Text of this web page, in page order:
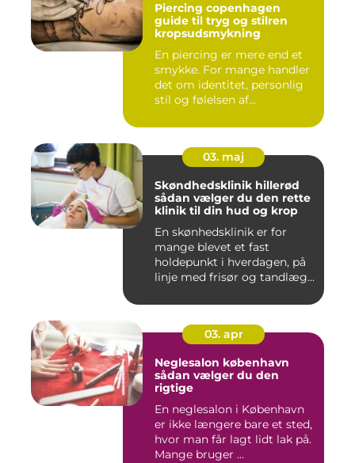
Piercing copenhagen
guide til tryg og stilren
kropsudsmykning
En piercing er mere end et
smykke. For mange handler
det om identitet, personlig
stil og følelsen af...
03. maj
Skøndhedsklinik hillerød
sådan vælger du den rette
klinik til din hud og krop
En skønhedsklinik er for
mange blevet et fast
holdepunkt i hverdagen, på
linje med frisør og tandlæg...
03. apr
Neglesalon københavn
sådan vælger du den
rigtige
En neglesalon i København
er ikke længere bare et sted,
hvor man får lagt lidt lak på.
Mange bruger ...